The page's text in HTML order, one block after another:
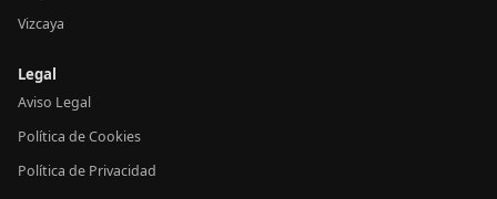
Vizcaya
Legal
Aviso Legal
Política de Cookies
Política de Privacidad